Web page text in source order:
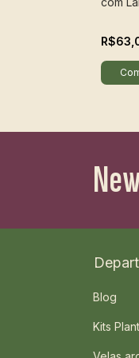
Blog
Kits